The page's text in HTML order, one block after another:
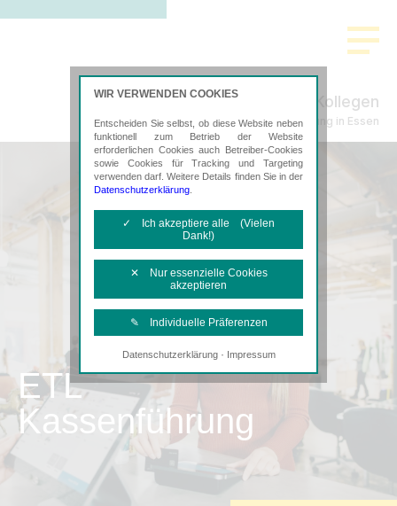
Thanscheidt & Kollegen
Steuerberatung in Essen
ETL
Kassenführung
WIR VERWENDEN COOKIES
Entscheiden Sie selbst, ob diese Website neben
funktionell zum Betrieb der Website
erforderlichen Cookies auch Betreiber-Cookies
sowie Cookies für Tracking und Targeting
verwenden darf. Weitere Details finden Sie in der
Datenschutzerklärung
✓ Ich akzeptiere alle (Vielen
Dank!)
✕ Nur essenzielle Cookies
akzeptieren
✎ Individuelle Präferenzen
Notwendige Cookies
Diese Cookies sind erforderlich, um die
zu sichern.
Tracking- und Targeting-Cookies
Diese Cookies sind erforderlich, um
zu optimieren. Hierzu gehört eine
Datenschutzerklärung· Impressum